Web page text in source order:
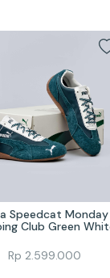
Speedcat Monday
Club Green
Rp 2.599.000